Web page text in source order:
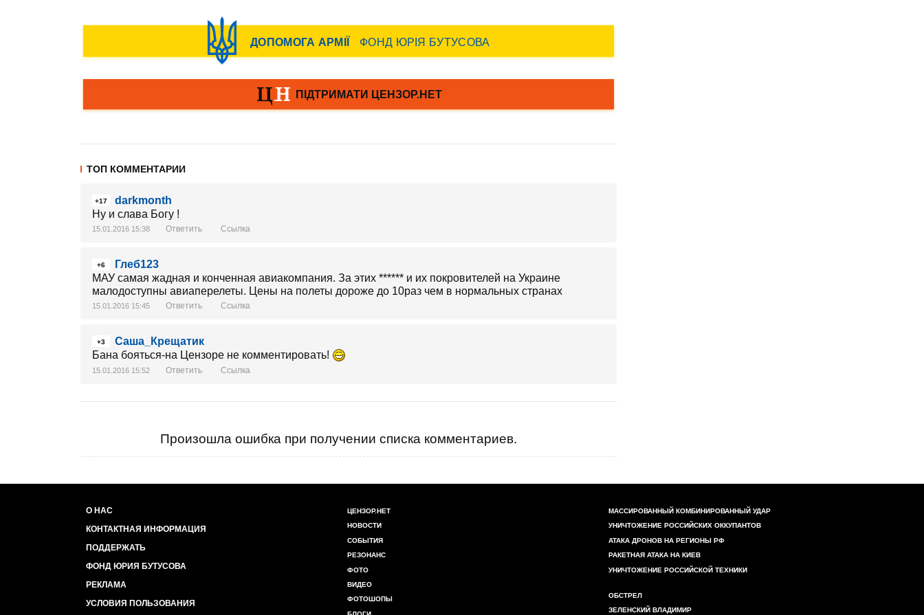
ТОП КОММЕНТАРИИ
+17
darkmonth
Ну и слава Богу !
15.01.2016 15:38 Ответить Ссылка
+6
Глеб123
МАУ самая жадная и конченная авиакомпания. За этих ****** и их покровителей на Украине
малодоступны авиаперелеты. Цены на полеты дороже до 10раз чем в нормальных странах
15.01.2016 15:45 Ответить Ссылка
+3
Саша_Крещатик
Бана бояться-на Цензоре не комментировать!
15.01.2016 15:52 Ответить Ссылка
Произошла ошибка при получении списка комментариев.
О НАС
КОНТАКТНАЯ ИНФОРМАЦИЯ
ПОДДЕРЖАТЬ
ФОНД ЮРИЯ БУТУСОВА
РЕКЛАМА
УСЛОВИЯ ПОЛЬЗОВАНИЯ
ЦЕНЗОР.НЕТ
НОВОСТИ
СОБЫТИЯ
РЕЗОНАНС
ФОТО
ВИДЕО
ФОТОШОПЫ
МАССИРОВАННЫЙ КОМБИНИРОВАННЫЙ УДАР
УНИЧТОЖЕНИЕ РОССИЙСКИХ ОККУПАНТОВ
АТАКА ДРОНОВ НА РЕГИОНЫ РФ
РАКЕТНАЯ АТАКА НА КИЕВ
УНИЧТОЖЕНИЕ РОССИЙСКОЙ ТЕХНИКИ
ОБСТРЕЛ
ЗЕЛЕНСКИЙ ВЛАДИМИР